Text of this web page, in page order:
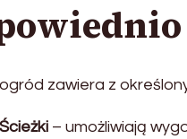
zawiera z
Ścieżki – umożliwiają